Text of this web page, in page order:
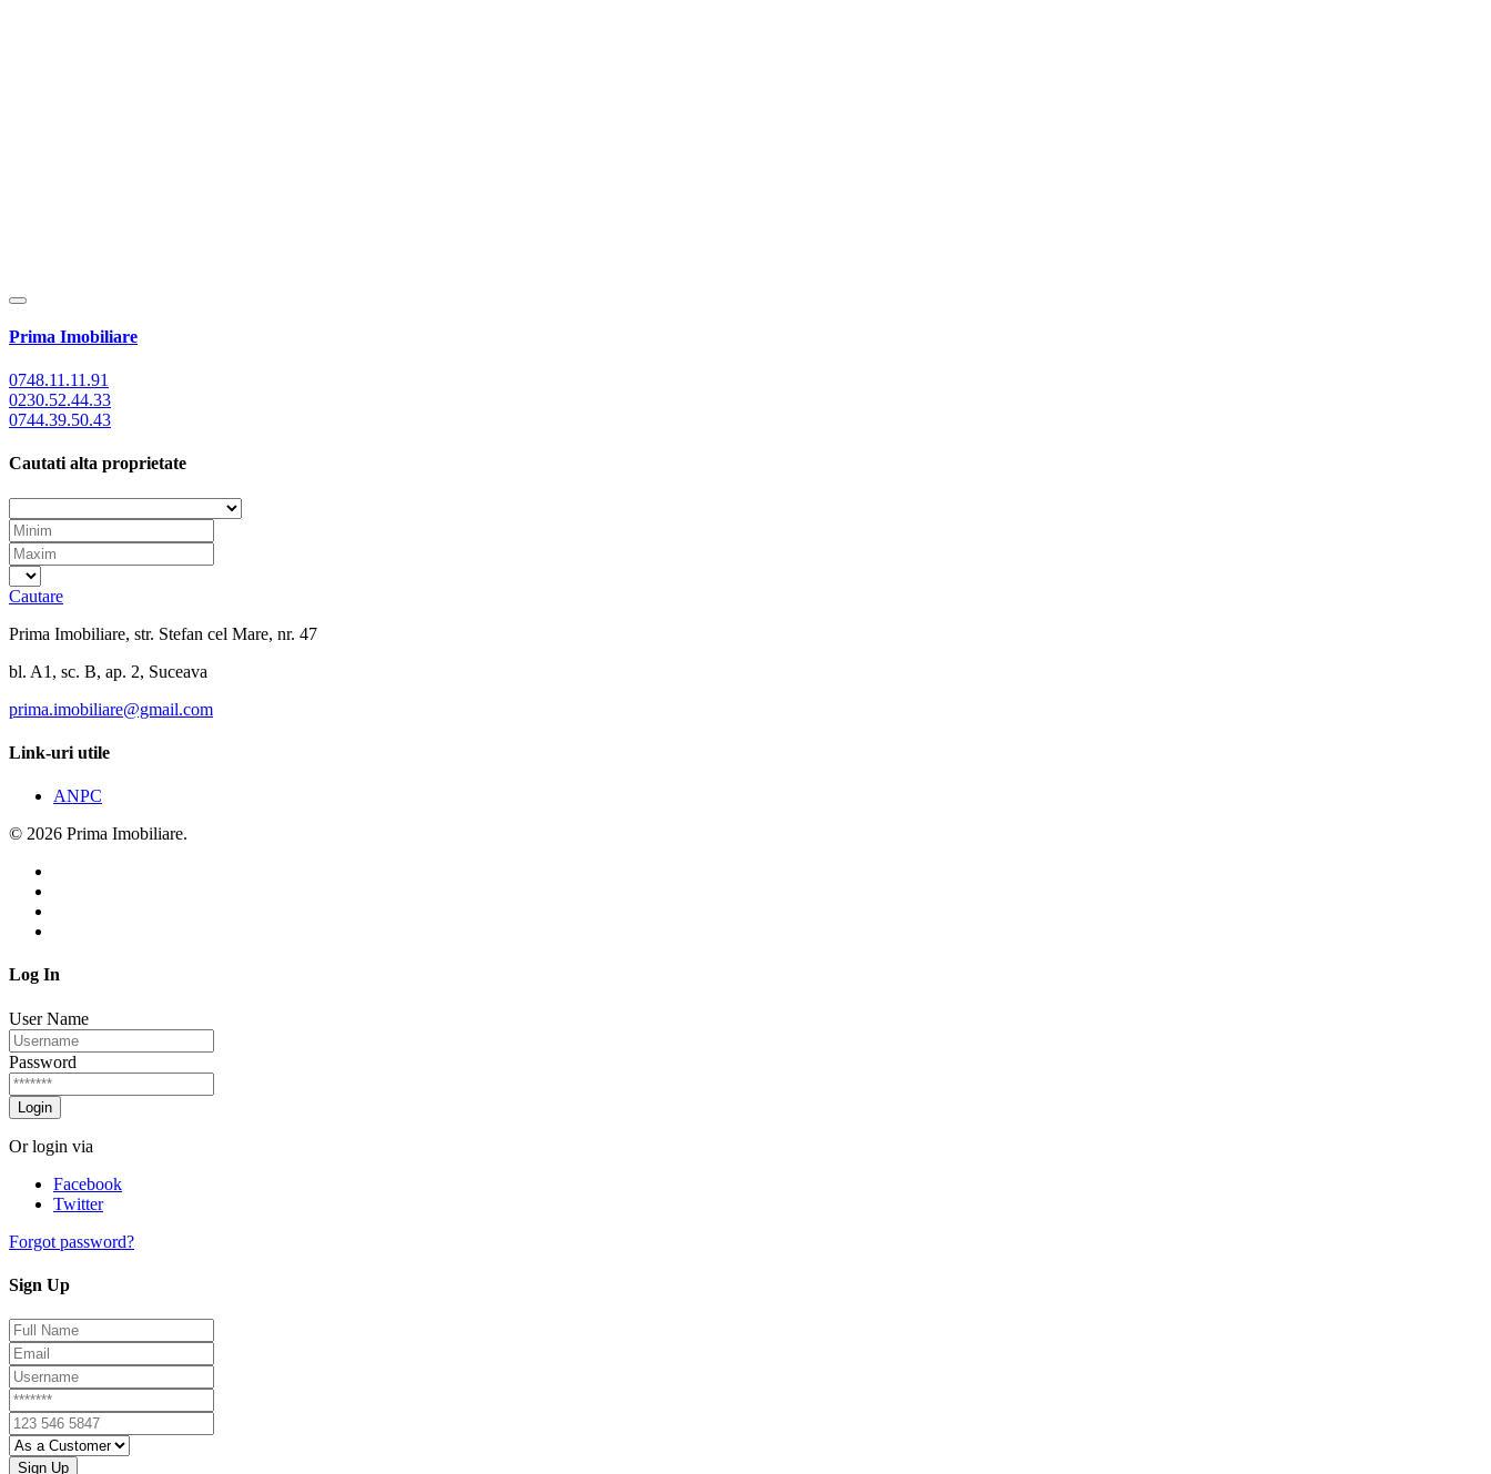
Prima Imobiliare
0748.11.11.91
0230.52.44.33
0744.39.50.43
Cautati alta proprietate
Cautare
Prima Imobiliare, str. Stefan cel Mare, nr. 47
bl. A1, sc. B, ap. 2, Suceava
prima.imobiliare@gmail.com
Link-uri utile
ANPC
© 2026 Prima Imobiliare.
Log In
User Name
Password
Login
Or login via
Facebook
Twitter
Forgot password?
Sign Up
Sign Up